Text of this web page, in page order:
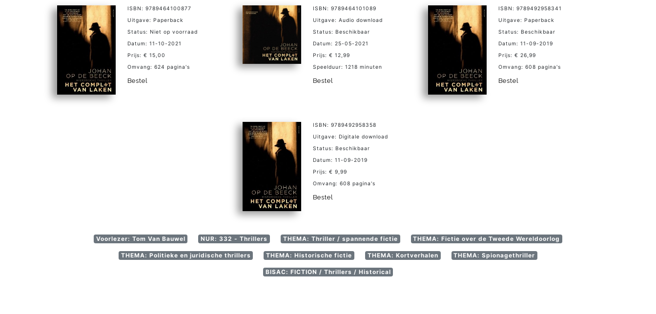
ISBN: 9789464100877
Uitgave: Paperback
Status: Niet op voorraad
Datum: 11-10-2021
Prijs: € 15,00
Omvang: 624 pagina's
Bestel
ISBN: 9789464101089
Uitgave: Audio download
Status: Beschikbaar
Datum: 25-05-2021
Prijs: € 12,99
Speelduur: 1218 minuten
Bestel
ISBN: 9789492958341
Uitgave: Paperback
Status: Beschikbaar
Datum: 11-09-2019
Prijs: € 26,99
Omvang: 608 pagina's
Bestel
ISBN: 9789492958358
Uitgave: Digitale download
Status: Beschikbaar
Datum: 11-09-2019
Prijs: € 9,99
Omvang: 608 pagina's
Bestel
Voorlezer: Tom Van Bauwel NUR: 332 - Thrillers THEMA: Thriller / spannende fictie THEMA: Fictie over de Tweede Wereldoorlog
THEMA: Politieke en juridische thrillers THEMA: Historische fictie THEMA: Kortverhalen THEMA: Spionagethriller
BISAC: FICTION / Thrillers / Historical